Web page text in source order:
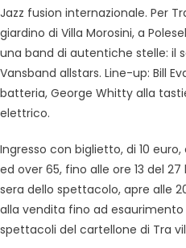
Jazz fusion internazionale. Per
giardino di Villa Morosini, a
una band di autentiche stelle: il
Vansband allstars. Line-up: Bill
batteria, George Whitty alla
elettrico.
Ingresso con biglietto, di 10
ed over 65, fino alle ore 13 del 27
sera dello spettacolo, apre alle
alla vendita fino ad
spettacoli del cartellone di Tra